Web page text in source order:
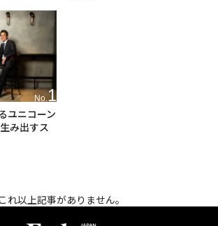
No. 1
ユニコーン
み出すス
これ以上記事がありません。